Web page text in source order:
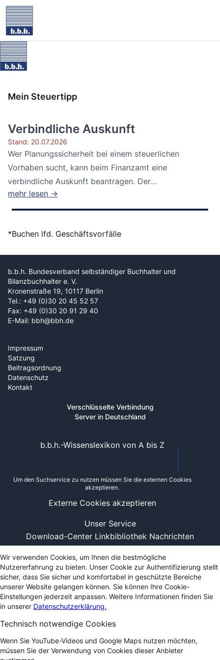
Mein Steuertipp
Verbindliche Auskunft
Stand: 20.07.2026
Wer Planungssicherheit bei einem steuerlichen
Vorhaben sucht, kann beim Finanzamt eine
verbindliche Auskunft beantragen. Der
Bundesfinanzhof...
mehr lesen →
*Buchen lfd. Geschäftsvorfälle
b.b.h. Bundesverband selbständiger Buchhalter und
Bilanzbuchhalter e. V.
Kronenstraße 19, 10117 Berlin
Tel.: +49 (0)30 20 45 52 57
Fax: +49 (0)30 20 91 29 40
E-Mail: bbh@bbh.de
Impressum
Satzung
Beitragsordnung
Datenschutz
Kontakt
Verschlüsselte Verbindung
Server in Deutschland
Unser Service
Download-Center Linkbibliothek Nachrichten
b.b.h.-Wissenslexikon von A bis Z
Um den Suchservice zu nutzen müssen Sie die externen Cookies
akzeptieren.
Externe Cookies akzeptieren
Wir verwenden Cookies, um Ihnen die bestmögliche
Nutzererfahrung zu bieten. Unser Cookie zur Authentifizierung stellt
sicher, dass Sie sicher und komfortabel in geschützte Bereiche
unserer Website gelangen können. Sie können Ihre Cookie-
Einstellungen jederzeit anpassen. Weitere Informationen finden Sie
in unserer Datenschutzerklärung.
Technisch notwendige Cookies
Wenn Sie YouTube-Videos und Google Maps nutzen möchten,
müssen Sie der Verwendung von Cookies dieser Anbieter